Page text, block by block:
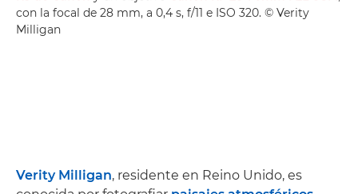
con la focal de 28 mm, a 0,4 s, f/11 e ISO 320. © Verity
Milligan
Verity Milligan, residente en Reino Unido, es